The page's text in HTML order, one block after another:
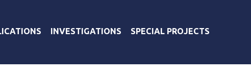
INVESTIGATIONS SPECIAL PROJECTS